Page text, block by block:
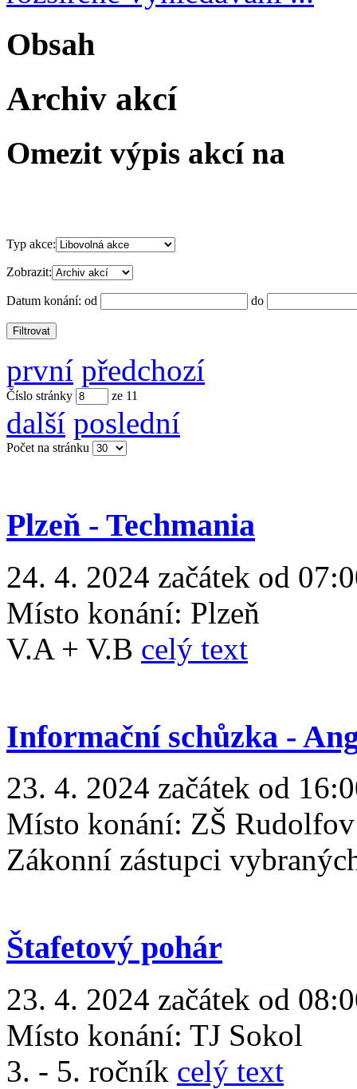
Obsah
Archiv akcí
Omezit výpis akcí na
Typ akce:
Zobrazit:
Datum konání: od do
první předchozí
Číslo stránky ze 11
další poslední
Počet na stránku
Plzeň - Techmania
24. 4. 2024 začátek od
Místo konání: Plzeň
V.A + V.B celý text
Informační schůzka -
23. 4. 2024 začátek od
Místo konání: ZŠ Rudolfov
Zákonní zástupci
Štafetový pohár
23. 4. 2024 začátek od
Místo konání: TJ Sokol
3. - 5. ročník celý text